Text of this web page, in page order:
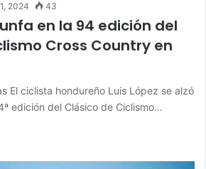
2024 43
en la 94 edición del
Cross Country en
El ciclista hondureño Luis López se alzó
edición del Clásico de Ciclismo…